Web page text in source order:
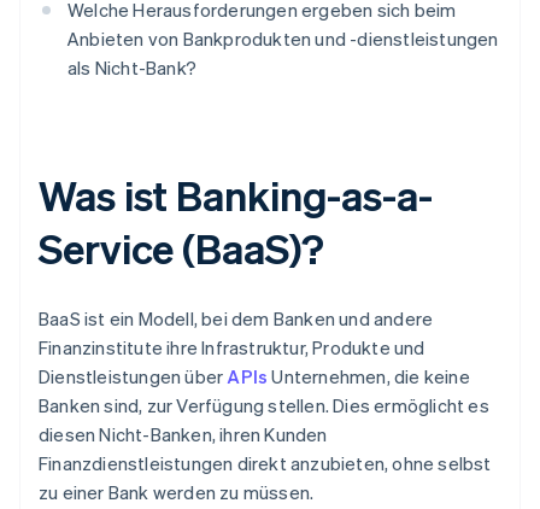
Welche Herausforderungen ergeben sich beim
Anbieten von Bankprodukten und -dienstleistungen
als Nicht-Bank?
Was ist Banking-as-a-
Service (BaaS)?
BaaS ist ein Modell, bei dem Banken und andere
Finanzinstitute ihre Infrastruktur, Produkte und
Dienstleistungen überAPIs Unternehmen, die keine
Banken sind, zur Verfügung stellen. Dies ermöglicht es
diesen Nicht-Banken, ihren Kunden
Finanzdienstleistungen direkt anzubieten, ohne selbst
zu einer Bank werden zu müssen.